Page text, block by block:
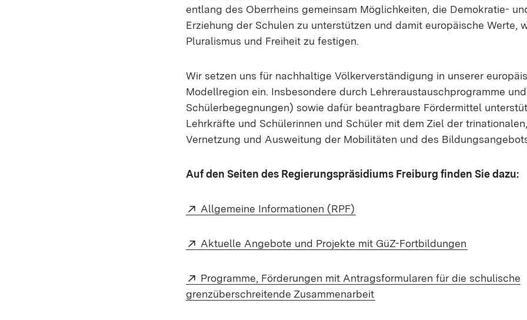
entlang des Oberrheins gemeinsam Möglichkeiten, die Demokratie-
Erziehung der Schulen zu unterstützen und damit europäische Werte,
Pluralismus und Freiheit zu festigen.
Wir setzen uns für nachhaltige Völkerverständigung in unserer
Modellregion ein. Insbesondere durch Lehreraustauschprogramme
Schülerbegegnungen) sowie dafür beantragbare Fördermittel
Lehrkräfte und Schülerinnen und Schüler mit dem Ziel der
Vernetzung und Ausweitung der Mobilitäten und des
Auf den Seiten des Regierungspräsidiums Freiburg finden Sie dazu:
Extern:
Allgemeine Informationen (RPF)
Extern:
Aktuelle Angebote und Projekte mit GüZ-Fortbildungen
Extern:
Programme, Förderungen mit Antragsformularen für die schulische
grenzüberschreitende Zusammenarbeit